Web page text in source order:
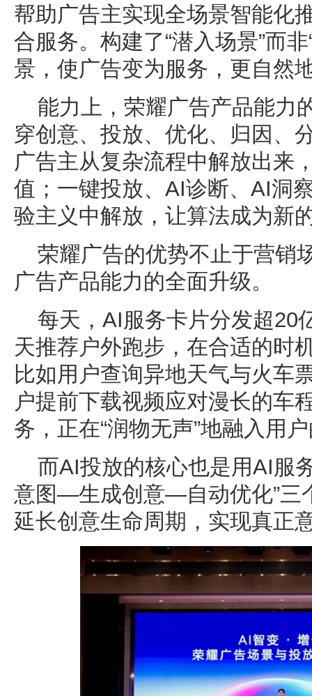
帮助广告主实现全场景智能化
合服务。构建了“潜入场景”而
景，使广告变为服务，更自然
能力上，荣耀广告产品能力
穿创意、投放、优化、归因、
广告主从复杂流程中解放出来
值；一键投放、AI诊断、AI洞
验主义中解放，让算法成为新
荣耀广告的优势不止于营销
广告产品能力的全面升级。
每天，AI服务卡片分发超20
天推荐户外跑步，在合适的时
比如用户查询异地天气与火车
户提前下载视频应对漫长的
务，正在“润物无声”地融入用
而AI投放的核心也是用AI服
意图—生成创意—自动优化”三
延长创意生命周期，实现真正